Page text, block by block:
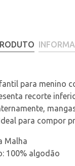
para menino
recorte
para compor
Malha
100% algodão